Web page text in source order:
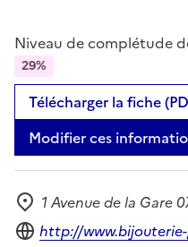
Niveau de complétude
29%
Télécharger la fiche
Modifier ces
Adresse
1 Avenue de la Gare
Site internet
http://